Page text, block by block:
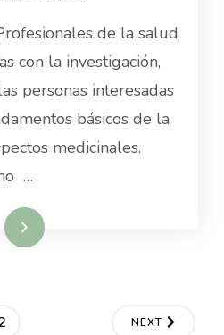
DE
CANNABINOIDE
de la salud
con la investigación,
personas interesadas
básicos de la
medicinales.
…
NEXT